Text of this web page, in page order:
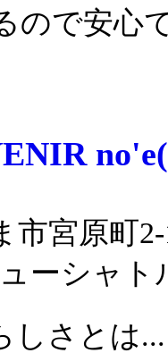
ので安心
宮原町2-
ーシャト
しさとは